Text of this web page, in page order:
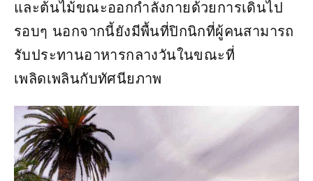
และต้นไม้ขณะออกกำลังกายด้วยการเดินไป
รอบๆ นอกจากนี้ยังมีพื้นที่ปิกนิกที่ผู้คนสามารถ
รับประทานอาหารกลางวันในขณะที่
เพลิดเพลินกับทัศนียภาพ